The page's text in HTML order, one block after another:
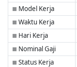
■ Model Kerja
■ Waktu Kerja
■ Hari Kerja
■ Nominal Gaji
■ Status Kerja